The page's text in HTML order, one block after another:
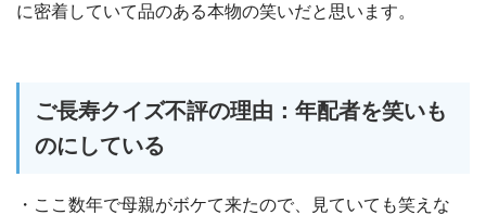
に密着していて品のある本物の笑いだと思います。
ご長寿クイズ不評の理由：年配者を笑いも
のにしている
・ここ数年で母親がボケて来たので、見ていても笑えな